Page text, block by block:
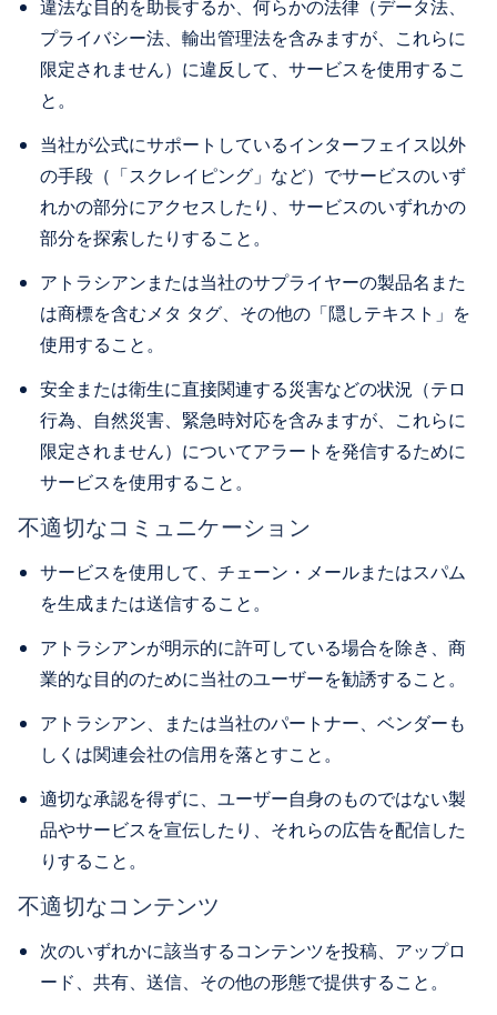
違法な目的を助長するか、何らかの法律（データ法、
プライバシー法、輸出管理法を含みますが、これらに
限定されません）に違反して、サービスを使用するこ
と。
当社が公式にサポートしているインターフェイス以外
の手段（「スクレイピング」など）でサービスのいず
れかの部分にアクセスしたり、サービスのいずれかの
部分を探索したりすること。
アトラシアンまたは当社のサプライヤーの製品名また
は商標を含むメタ タグ、その他の「隠しテキスト」を
使用すること。
安全または衛生に直接関連する災害などの状況（テロ
行為、自然災害、緊急時対応を含みますが、これらに
限定されません）についてアラートを発信するために
サービスを使用すること。
不適切なコミュニケーション
サービスを使用して、チェーン・メールまたはスパム
を生成または送信すること。
アトラシアンが明示的に許可している場合を除き、商
業的な目的のために当社のユーザーを勧誘すること。
アトラシアン、または当社のパートナー、ベンダーも
しくは関連会社の信用を落とすこと。
適切な承認を得ずに、ユーザー自身のものではない製
品やサービスを宣伝したり、それらの広告を配信した
りすること。
不適切なコンテンツ
次のいずれかに該当するコンテンツを投稿、アップロ
ード、共有、送信、その他の形態で提供すること。